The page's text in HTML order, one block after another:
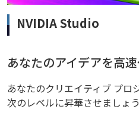
NVIDIA Studio
あなたのアイデアを高
あなたのクリエイティブ プ
次のレベルに昇華させましょう